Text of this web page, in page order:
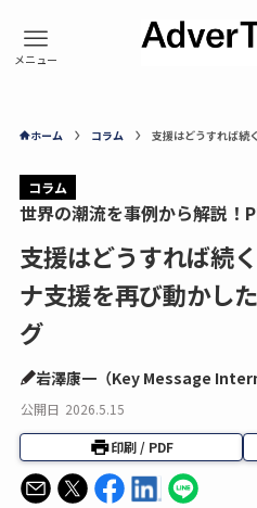
ホーム コラム 支援はどうすれば続
コラム
世界の潮流を事例から解説！
支援はどうすれば続
ナ支援を再び動かし
グ
岩澤康一（Key Message
公開日 2026.5.15
印刷 / PDF